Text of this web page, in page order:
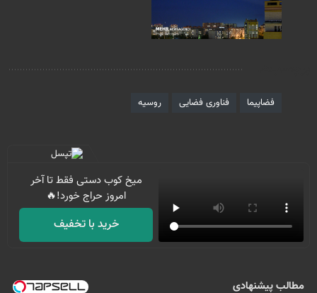
فضاپیما فناوری فضایی روسیه
میخ کوب دستی فقط تا آخر
امروز حراج خورد!🔥
خرید با تخفیف
مطالب پیشنهادی